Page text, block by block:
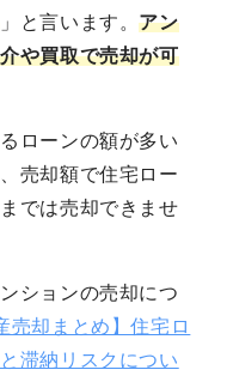
」と言います。アン
や買取で売却が可
ローンの額が多い
売却額で住宅ロー
では売却できませ
ションの売却につ
売却まとめ】住宅ロ
滞納リスクについ